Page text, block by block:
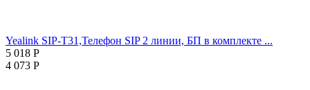
Yealink SIP-T31,Телефон SIP 2 линии, БП в комплекте ...
5 018 Р
4 073 Р